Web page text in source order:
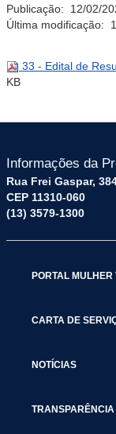
Publicação: 12/02/
Última modificação:
33 - Edital de
KB
Informações da
Rua Frei Gaspar,
CEP 11310-060
(13) 3579-1300
PORTAL MULHER
CARTA DE
NOTÍCIAS
TRANSPARÊNCIA